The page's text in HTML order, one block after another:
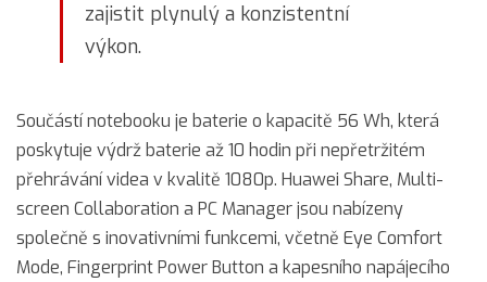
zajistit plynulý a konzistentní
výkon.
Součástí notebooku je baterie o kapacitě 56 Wh, která
poskytuje výdrž baterie až 10 hodin při nepřetržitém
přehrávání videa v kvalitě 1080p. Huawei Share, Multi-
screen Collaboration a PC Manager jsou nabízeny
společně s inovativními funkcemi, včetně Eye Comfort
Mode, Fingerprint Power Button a kapesního napájecího